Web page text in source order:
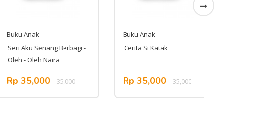
Buku Anak
Seri Aku Senang Berbagi -
Oleh - Oleh Naira
Rp 35,000 35,000
Buku Anak
Cerita Si Katak
Rp 35,000 35,000